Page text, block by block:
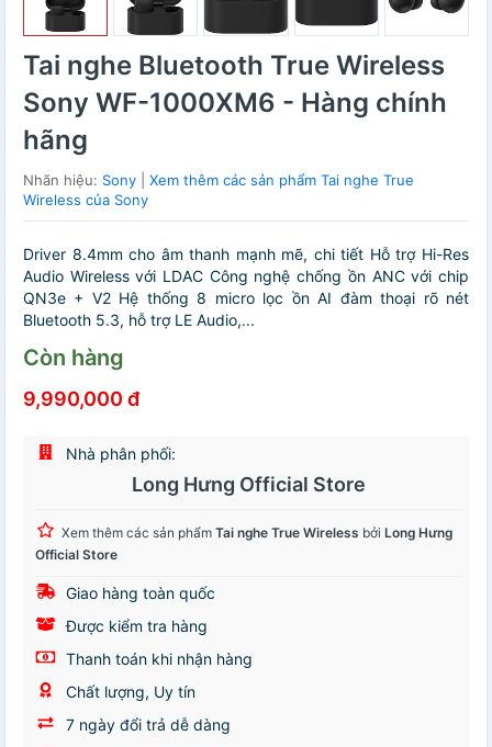
Tai nghe Bluetooth True Wireless
Sony WF-1000XM6 - Hàng chính
hãng
Nhãn hiệu: Sony
Xem thêm các sản phẩm Tai nghe True
Wireless của Sony
Driver 8.4mm cho âm thanh mạnh mẽ, chi tiết Hỗ trợ Hi-Res
Audio Wireless với LDAC Công nghệ chống ồn ANC với chip
QN3e + V2 Hệ thống 8 micro lọc ồn AI đàm thoại rõ nét
Bluetooth 5.3, hỗ trợ LE Audio,...
Còn hàng
9,990,000 đ
Nhà phân phối:
Long Hưng Official Store
Xem thêm các sản phẩm Tai nghe True Wireless bởi Long Hưng
Official Store
Giao hàng toàn quốc
Được kiểm tra hàng
Thanh toán khi nhận hàng
Chất lượng, Uy tín
7 ngày đổi trả dễ dàng